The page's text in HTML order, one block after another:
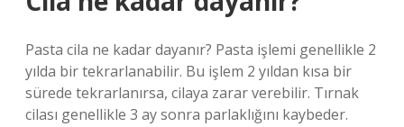
Pasta cila ne kadar dayanır? Pasta işlemi genellikle 2
yılda bir tekrarlanabilir. Bu işlem 2 yıldan kısa bir
sürede tekrarlanırsa, cilaya zarar verebilir. Tırnak
cilası genellikle 3 ay sonra parlaklığını kaybeder.